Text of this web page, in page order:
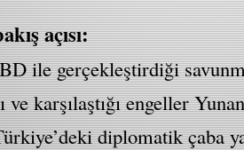
açısı:
ile gerçekleştirdiği
karşılaştığı engeller
diplomatik çaba